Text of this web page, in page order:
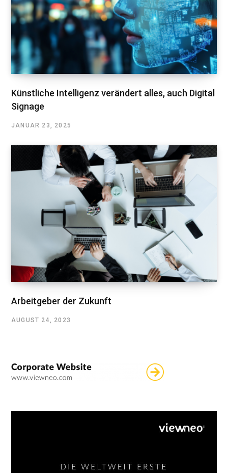
Künstliche Intelligenz verändert alles, auch Digital
Signage
JANUAR 23, 2025
Arbeitgeber der Zukunft
AUGUST 24, 2023